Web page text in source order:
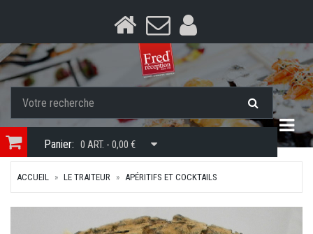
Panier: 0 ART. - 0,00 €
ACCUEIL LE TRAITEUR APÉRITIFS ET COCKTAILS